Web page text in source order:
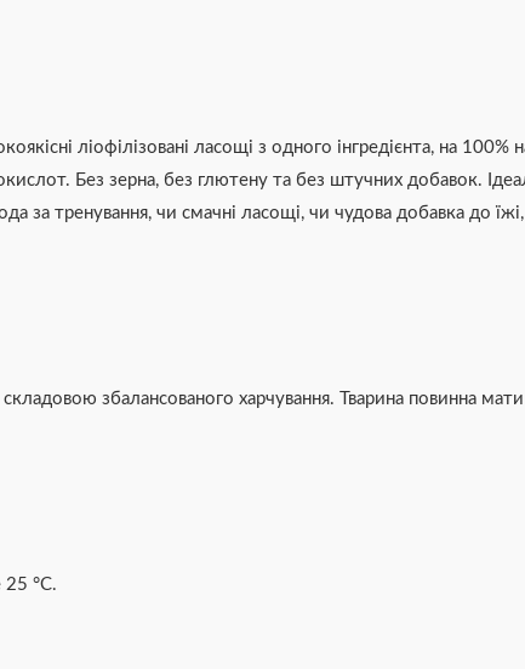
ліофілізовані ласощі з одного інгредієнта, на
Без зерна, без глютену та без штучних добавок.
за тренування, чи смачні ласощі, чи чудова добавка до
збалансованого харчування. Тварина повинна
25 °C.